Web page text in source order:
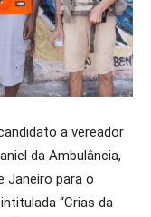
a vereador
da Ambulância,
Janeiro para o
“Crias da